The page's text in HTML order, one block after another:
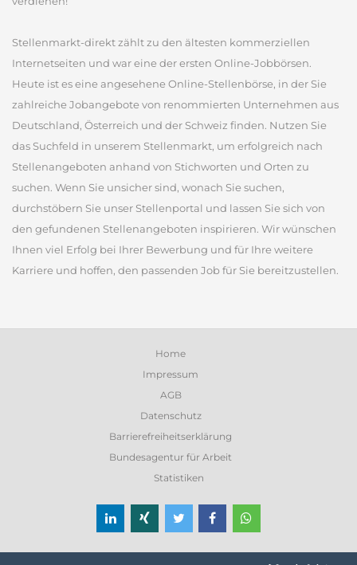
Stellenmarkt-direkt zählt zu den ältesten kommerziellen
Internetseiten und war eine der ersten Online-Jobbörsen.
Heute ist es eine angesehene Online-Stellenbörse, in der Sie
zahlreiche Jobangebote von renommierten Unternehmen aus
Deutschland, Österreich und der Schweiz finden. Nutzen Sie
das Suchfeld in unserem Stellenmarkt, um erfolgreich nach
Stellenangeboten anhand von Stichworten und Orten zu
suchen. Wenn Sie unsicher sind, wonach Sie suchen,
durchstöbern Sie unser Stellenportal und lassen Sie sich von
den gefundenen Stellenangeboten inspirieren. Wir wünschen
Ihnen viel Erfolg bei Ihrer Bewerbung und für Ihre weitere
Karriere und hoffen, den passenden Job für Sie bereitzustellen.
Home
Impressum
AGB
Datenschutz
Barrierefreiheitserklärung
Bundesagentur für Arbeit
Statistiken